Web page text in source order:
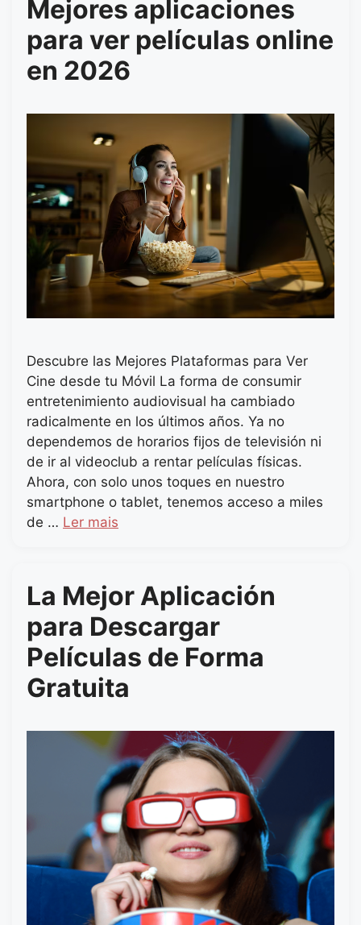
Mejores aplicaciones
para ver películas online
en 2026
Descubre las Mejores Plataformas para Ver
Cine desde tu Móvil La forma de consumir
entretenimiento audiovisual ha cambiado
radicalmente en los últimos años. Ya no
dependemos de horarios fijos de televisión ni
de ir al videoclub a rentar películas físicas.
Ahora, con solo unos toques en nuestro
smartphone o tablet, tenemos acceso a miles
de … Ler mais
La Mejor Aplicación
para Descargar
Películas de Forma
Gratuita